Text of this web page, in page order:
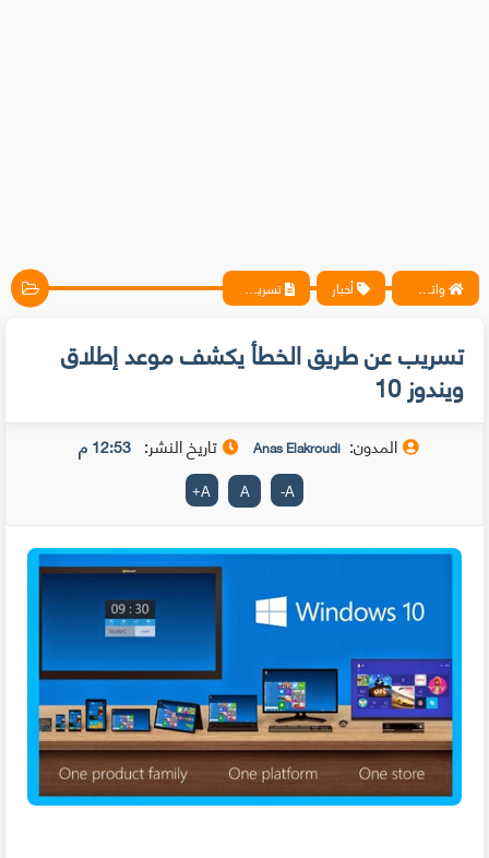
واتس آب ، فيسبوك ، أنترنت ، شروحات تقنية حصرية - المحترف أخبار تسريب عن طريق الخطأ يكشف موعد إطلاق ويندوز 10
تسريب عن طريق الخطأ يكشف موعد إطلاق
ويندوز 10
المدون: Anas Elakroudi تاريخ النشر: 12:53 م
A
-
A
A
+